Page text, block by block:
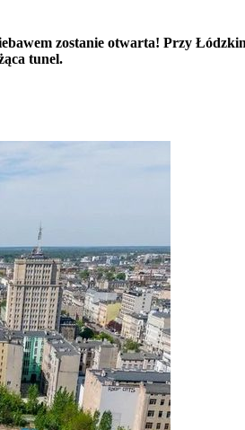
zostanie otwarta! Przy
tunel.